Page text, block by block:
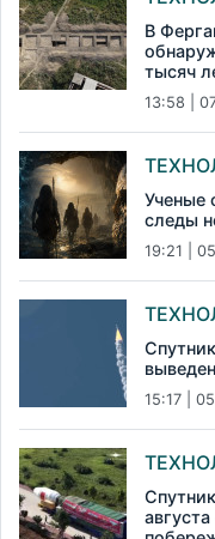
В
тысяч
13:58 |
Ученые
следы
19:21 |
15:17 |